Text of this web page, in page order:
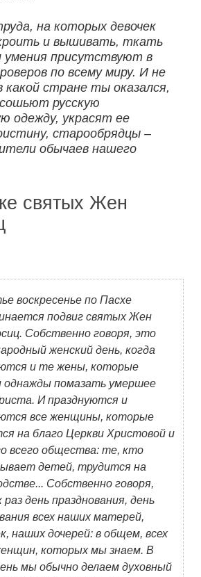
на которых девочек
и вышивать, ткать
умения присутствуют в
по всему миру. И не
какой стране ты оказался,
русскую
одежду, украсят ее
старообрядцы –
обычаев нашего
святых Жен
воскресенье по Пасхе
подвиг святых Жен
Собственно говоря, это
женский день, когда
и те жены, которые
однажды помазать умершее
И празднуются и
все женщины, которые
на благо Церкви Христовой и
всего общества: те, кто
детей, трудится на
Собственно говоря,
раз день празднования, день
всех наших матерей,
наших дочерей: в общем, всех
которых мы знаем. В
мы обычно делаем духовный